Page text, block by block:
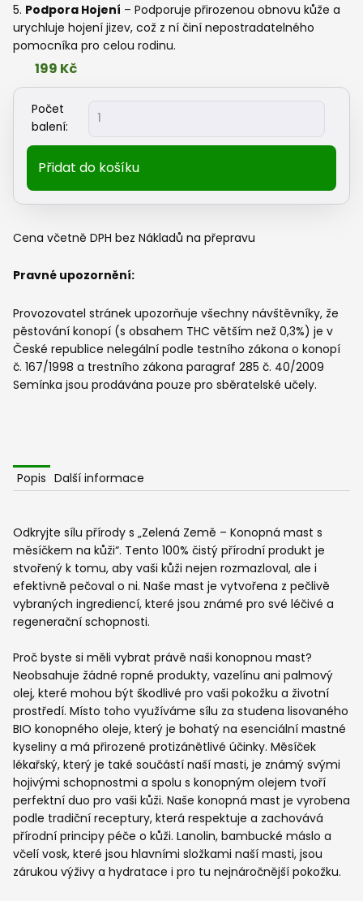
5. Podpora Hojení – Podporuje přirozenou obnovu kůže a
urychluje hojení jizev, což z ní činí nepostradatelného
pomocníka pro celou rodinu.
199 Kč
Počet
balení:
Zelená
Země
-
Konopná
na
100
Přidat do košíku
Cena včetně DPH bez Nákladů na přepravu
Pravné upozornění:
Provozovatel stránek upozorňuje všechny návštěvníky, že
pěstování konopí (s obsahem THC větším než 0,3%) je v
České republice nelegální podle testního zákona o konopí
č. 167/1998 a trestního zákona paragraf 285 č. 40/2009
Semínka jsou prodávána pouze pro sběratelské učely.
Popis Další informace
Odkryjte sílu přírody s „Zelená Země – Konopná mast s
měsíčkem na kůži“. Tento 100% čistý přírodní produkt je
stvořený k tomu, aby vaši kůži nejen rozmazloval, ale i
efektivně pečoval o ni. Naše mast je vytvořena z pečlivě
vybraných ingrediencí, které jsou známé pro své léčivé a
regenerační schopnosti.
Proč byste si měli vybrat právě naši konopnou mast?
Neobsahuje žádné ropné produkty, vazelínu ani palmový
olej, které mohou být škodlivé pro vaši pokožku a životní
prostředí. Místo toho využíváme sílu za studena lisovaného
BIO konopného oleje, který je bohatý na esenciální mastné
kyseliny a má přirozené protizánětlivé účinky. Měsíček
lékařský, který je také součástí naší masti, je známý svými
hojivými schopnostmi a spolu s konopným olejem tvoří
perfektní duo pro vaši kůži. Naše konopná mast je vyrobena
podle tradiční receptury, která respektuje a zachovává
přírodní principy péče o kůži. Lanolin, bambucké máslo a
včelí vosk, které jsou hlavními složkami naší masti, jsou
zárukou výživy a hydratace i pro tu nejnáročnější pokožku.